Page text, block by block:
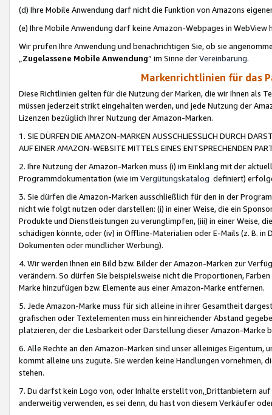
(d) Ihre Mobile Anwendung darf nicht die Funktion von Amazons
(e) Ihre Mobile Anwendung darf keine Amazon-Webpages in WebView
Wir prüfen Ihre Anwendung und benachrichtigen Sie, ob sie
„Zugelassene Mobile Anwendung“ im Sinne derVereinbarung.
Markenrichtlinien für das
Diese Richtlinien gelten für die Nutzung der Marken, die wir Ihnen als
müssen jederzeit strikt eingehalten werden, und jede Nutzung der
Lizenzen bezüglich Ihrer Nutzung der Amazon-Marken.
1. SIE DÜRFEN DIE AMAZON-MARKEN AUSSCHLIESSLICH DURCH
AUF EINER AMAZON-WEBSITE MITTELS EINES ENTSPRECHENDEN
2. Ihre Nutzung der Amazon-Marken muss (i) im Einklang mit der
Programmdokumentation (wie im Vergütungskatalog definiert)
3. Sie dürfen die Amazon-Marken ausschließlich für den in der
nicht wie folgt nutzen oder darstellen: (i) in einer Weise, die ein
Produkte und Dienstleistungen zu verunglimpfen, (iii) in einer Weise,
schädigen könnte, oder (iv) in Offline-Materialien oder E-Mails (z. B. in
Dokumenten oder mündlicher Werbung).
4. Wir werden Ihnen ein Bild bzw. Bilder der Amazon-Marken zur
verändern. So dürfen Sie beispielsweise nicht die Proportionen,
Marke hinzufügen bzw. Elemente aus einer Amazon-Marke entfernen.
5. Jede Amazon-Marke muss für sich alleine in ihrer Gesamtheit
grafischen oder Textelementen muss ein hinreichender Abstand
platzieren, der die Lesbarkeit oder Darstellung dieser Amazon-Marke
6. Alle Rechte an den Amazon-Marken sind unser alleiniges
kommt alleine uns zugute. Sie werden keine Handlungen vornehmen,
stehen.
7. Du darfst kein Logo von, oder Inhalte erstellt von,Drittanbietern auf
anderweitig verwenden, es sei denn, du hast von diesem Verkäufer